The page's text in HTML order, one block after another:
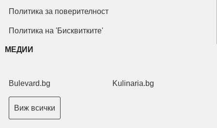
Политика за поверителност
Политика на 'Бисквитките'
МЕДИИ
Bulevard.bg Kulinaria.bg
Виж всички